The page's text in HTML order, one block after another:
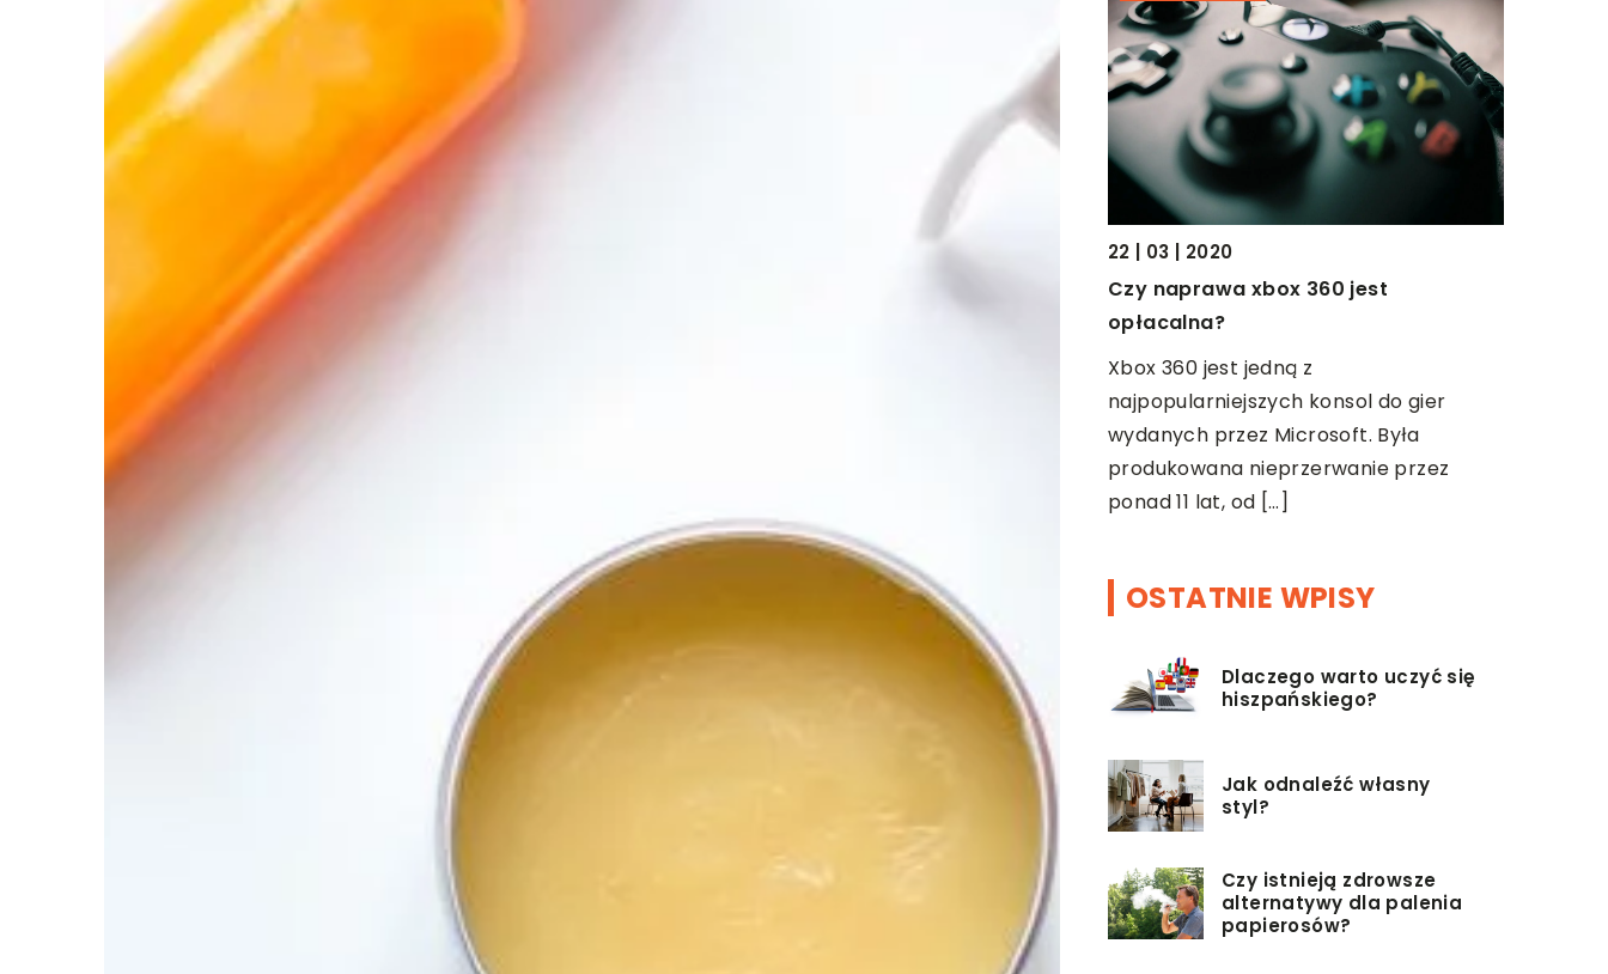
23 | 11 | 2018 22 | 03 | 2020
Czy naprawa xbox 360 jest
opłacalna?
Xbox 360 jest jedną z
najpopularniejszych konsol do gier
wydanych przez Microsoft. Była
produkowana nieprzerwanie przez
ponad 11 lat, od […]
OSTATNIE WPISY
Dlaczego warto uczyć się
hiszpańskiego?
Jak odnaleźć własny
styl?
Czy istnieją zdrowsze
alternatywy dla palenia
papierosów?